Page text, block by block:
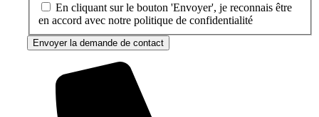
En cliquant sur le bouton 'Envoyer', je reconnais être
en accord avec notre politique de confidentialité
Envoyer la demande de contact